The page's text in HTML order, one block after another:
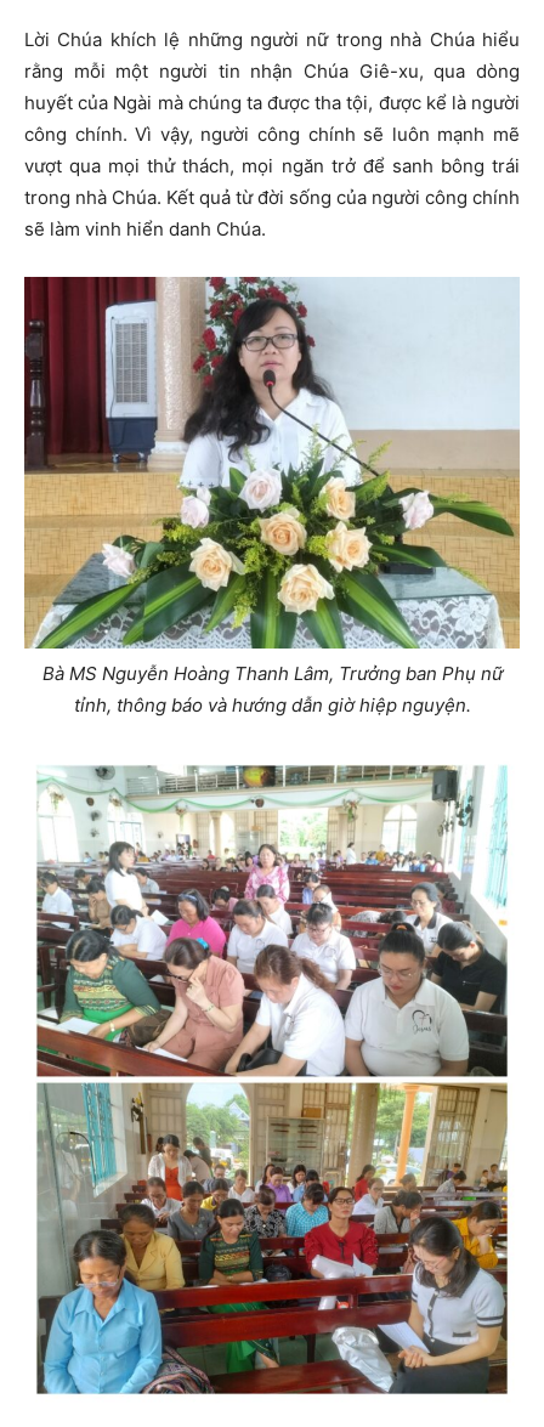
Lời Chúa khích lệ những người nữ trong nhà Chúa hiểu
rằng mỗi một người tin nhận Chúa Giê-xu, qua dòng
huyết của Ngài mà chúng ta được tha tội, được kể là người
công chính. Vì vậy, người công chính sẽ luôn mạnh mẽ
vượt qua mọi thử thách, mọi ngăn trở để sanh bông trái
trong nhà Chúa. Kết quả từ đời sống của người công chính
sẽ làm vinh hiển danh Chúa.
Bà MS Nguyễn Hoàng Thanh Lâm, Trưởng ban Phụ nữ
tỉnh, thông báo và hướng dẫn giờ hiệp nguyện.